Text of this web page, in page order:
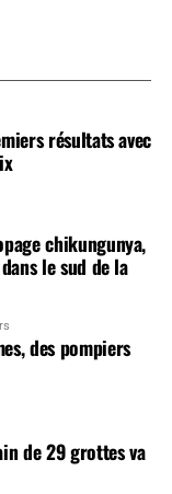
résultats avec
chikungunya,
le sud de la
des pompiers
de 29 grottes va